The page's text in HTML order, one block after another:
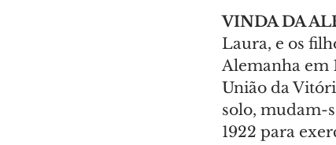
VINDA DA
Laura, e os
Alemanha em
União da
solo, mudam-
1922 para